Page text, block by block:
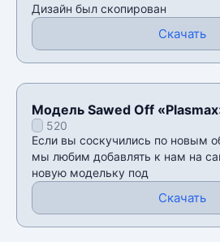
Дизайн был скопирован
Скачать
Модель Sawed Off
520
Если вы соскучились по новым
мы любим добавлять к нам на
новую модельку под
Скачать